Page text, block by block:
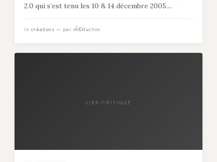
2.0 qui s’est tenu les 10 & 14 décembre 2005....
in créations — par rÃ©daction
LIBR-CRITIQUE